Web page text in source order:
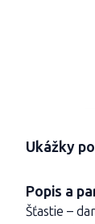
Ukážky
Popis a
Šťastie –